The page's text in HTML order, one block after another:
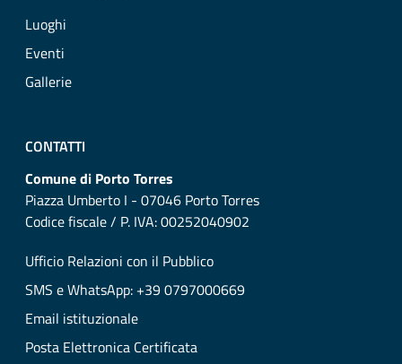
Luoghi
Eventi
Gallerie
CONTATTI
Comune di Porto Torres
Piazza Umberto I - 07046 Porto Torres
Codice fiscale / P. IVA: 00252040902
Ufficio Relazioni con il Pubblico
SMS e WhatsApp: +39 0797000669
Email istituzionale
Posta Elettronica Certificata